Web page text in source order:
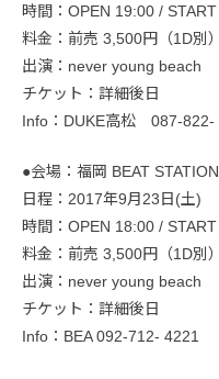
時間：OPEN 19:00 /
料金：前売 3,500円（1D別）
出演：never young beach
チケット：詳細後日
Info：DUKE高松 087-822-
●会場：福岡 BEAT STATION
日程：2017年9月23日(土)
時間：OPEN 18:00 /
料金：前売 3,500円（1D別）
出演：never young beach
チケット：詳細後日
Info：BEA 092-712- 4221